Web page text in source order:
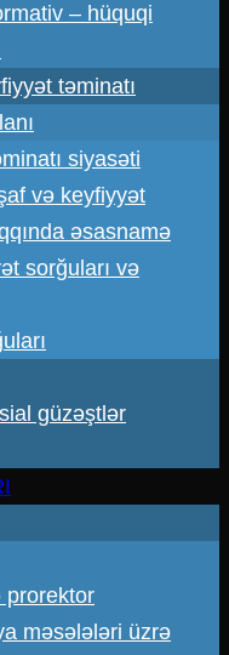
– hüquqi
təminatı
siyasəti
və keyfiyyət
əsasnamə
sorğuları və
güzəştlər
prorektor
məsələləri üzrə